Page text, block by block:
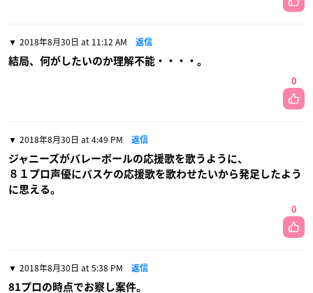
2018年8月30日 at 11:12 AM 返信
結局、何がしたいのか理解不能・・・・。
0
2018年8月30日 at 4:49 PM 返信
ジャニーズがバレーボールの応援歌を歌うように、
８１プロ声優にバスケの応援歌を歌わせたいから発足したよう
に思える。
0
2018年8月30日 at 5:38 PM 返信
81プロの時点でお察し案件。